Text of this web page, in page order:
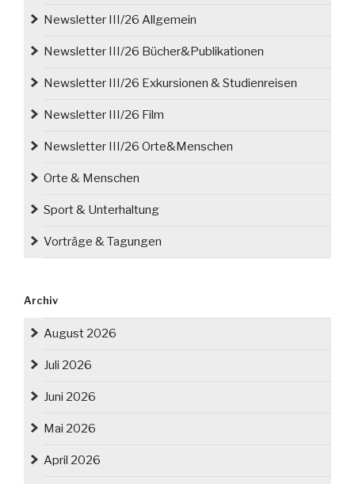
Newsletter III/26 Allgemein
Newsletter III/26 Bücher&Publikationen
Newsletter III/26 Exkursionen & Studienreisen
Newsletter III/26 Film
Newsletter III/26 Orte&Menschen
Orte & Menschen
Sport & Unterhaltung
Vorträge & Tagungen
Archiv
August 2026
Juli 2026
Juni 2026
Mai 2026
April 2026